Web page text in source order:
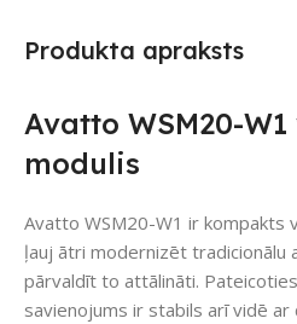
Produkta apraksts
Avatto WSM20-
modulis
Avatto WSM20-W1 ir kompakts
ļauj ātri modernizēt tradicionālu
pārvaldīt to attālināti.
savienojums ir stabils arī vidē ar